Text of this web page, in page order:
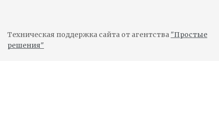
Техническая поддержка сайта от агентства "Простые
решения"